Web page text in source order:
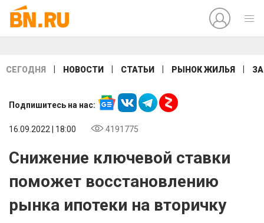
СЕГОДНЯ НОВОСТИ СТАТЬИ РЫНОК ЖИЛЬЯ
Подпишитесь на нас:
16.09.2022 | 18:00 4191775
Снижение ключевой ставки
поможет восстановлению
рынка ипотеки на вторичку